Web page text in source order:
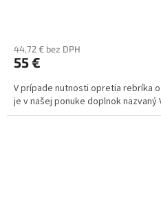
44,72 € bez DPH
55 €
V prípade nutnosti opretia rebríka
je v našej ponuke doplnok